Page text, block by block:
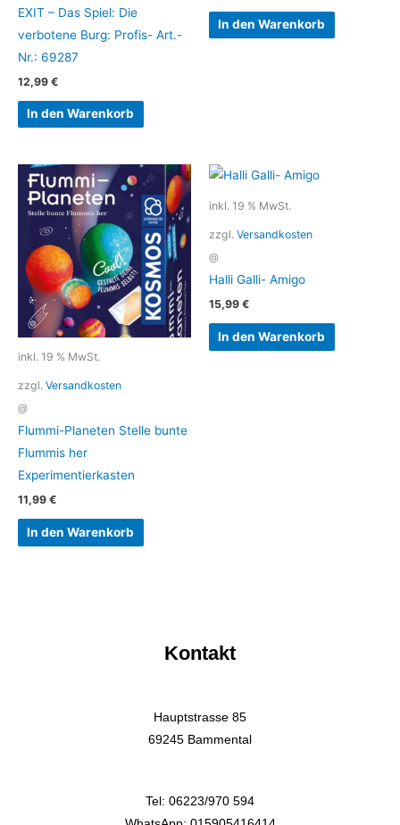
EXIT – Das Spiel: Die
verbotene Burg: Profis- Art.-
Nr.: 69287
12,99 €
In den Warenkorb
In den Warenkorb
inkl. 19 % MwSt.
zzgl. Versandkosten
@
Flummi-Planeten Stelle bunte
Flummis her
Experimentierkasten
11,99 €
In den Warenkorb
inkl. 19 % MwSt.
zzgl. Versandkosten
@
Halli Galli- Amigo
15,99 €
In den Warenkorb
Kontakt
Hauptstrasse 85
69245 Bammental
Tel: 06223/970 594